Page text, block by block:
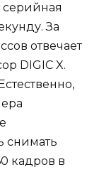
За
отвечает
DIGIC X.
снимать
кадров в